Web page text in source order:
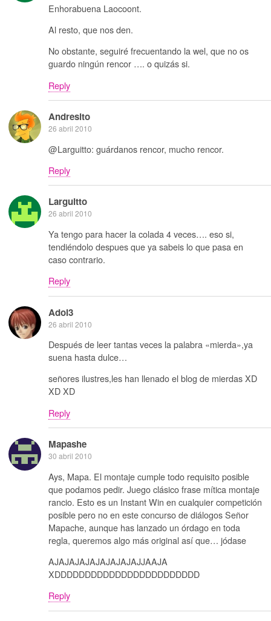
Enhorabuena Laocoont.
Al resto, que nos den.
No obstante, seguiré frecuentando la wel, que no os
guardo ningún rencor …. o quizás si.
Reply
Andresito
26 abril 2010
@Larguitto: guárdanos rencor, mucho rencor.
Reply
Larguitto
26 abril 2010
Ya tengo para hacer la colada 4 veces…. eso si,
tendiéndolo despues que ya sabeis lo que pasa en
caso contrario.
Reply
Adol3
26 abril 2010
Después de leer tantas veces la palabra «mierda»,ya
suena hasta dulce…
señores ilustres,les han llenado el blog de mierdas XD
XD XD
Reply
Mapashe
30 abril 2010
Ays, Mapa. El montaje cumple todo requisito posible
que podamos pedir. Juego clásico frase mítica montaje
rancio. Esto es un Instant Win en cualquier competición
posible pero no en este concurso de diálogos Señor
Mapache, aunque has lanzado un órdago en toda
regla, queremos algo más original así que… jódase
AJAJAJAJAJAJAJAJAJJAAJA
XDDDDDDDDDDDDDDDDDDDDDDDD
Reply